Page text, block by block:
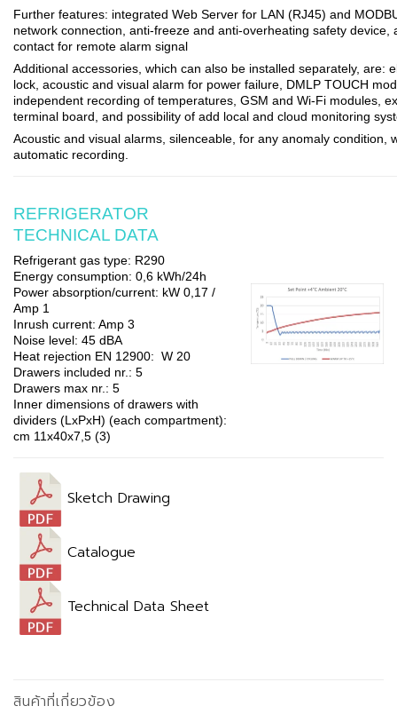
Further features: integrated Web Server for LAN (RJ45) and
network connection, anti-freeze and anti-overheating safety device,
contact for remote alarm signal
Additional accessories, which can also be installed separately, are:
lock , acoustic and visual alarm for power failure, DMLP TOUCH
independent recording of temperatures, GSM and Wi-Fi modules,
terminal board, and possibility of add local and cloud monitoring
Acoustic and visual alarms, silenceable, for any anomaly condition,
automatic recording.
REFRIGERATOR
TECHNICAL DATA
Refrigerant gas type: R290
Energy consumption: 0,6 kWh/24h
Power absorption/current: kW 0,17 /
Amp 1
Inrush current: Amp 3
Noise level: 45 dBA
Heat rejection EN 12900: W 20
Drawers included nr. : 5
Drawers max nr. : 5
Inner dimensions of drawers with
dividers (LxPxH) (each compartment):
cm 11x40x7,5 (3)
Sketch Drawing
Catalogue
Technical Data Sheet
สินค้าที่เกี่ยวข้อง